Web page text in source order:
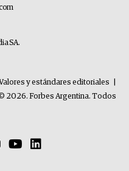
SA.
y estándares editoriales
2026. Forbes Argentina. Todos